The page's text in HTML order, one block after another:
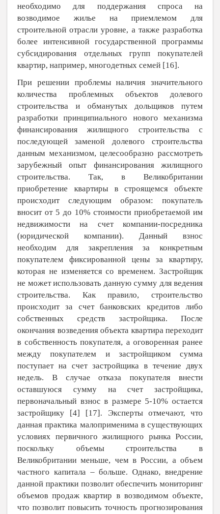
необходимо для поддержания спроса на
возводимое жилье на приемлемом для
строительной отрасли уровне, а также разработка
более интенсивной государственной программы
субсидирования отдельных групп покупателей
квартир, например, многодетных семей [16].
При решении проблемы наличия значительного
количества проблемных объектов долевого
строительства и обманутых дольщиков путем
разработки принципиального нового механизма
финансирования жилищного строительства с
последующей заменой долевого строительства
данным механизмом, целесообразно рассмотреть
зарубежный опыт финансирования жилищного
строительства. Так, в Великобритании
приобретение квартиры в строящемся объекте
происходит следующим образом: покупатель
вносит от 5 до 10% стоимости приобретаемой им
недвижимости на счет компании-посредника
(юридической компании). Данный взнос
необходим для закрепления за конкретным
покупателем фиксированной цены за квартиру,
которая не изменяется со временем. Застройщик
не может использовать данную сумму для ведения
строительства. Как правило, строительство
происходит за счет банковских кредитов либо
собственных средств застройщика. После
окончания возведения объекта квартира переходит
в собственность покупателя, а оговоренная ранее
между покупателем и застройщиком сумма
поступает на счет застройщика в течение двух
недель. В случае отказа покупателя внести
оставшуюся сумму на счет застройщика,
первоначальный взнос в размере 5-10% остается
застройщику [4] [17]. Эксперты отмечают, что
данная практика малоприменима в существующих
условиях первичного жилищного рынка России,
поскольку объемы строительства в
Великобритании меньше, чем в России, а объем
частного капитала ‒ больше. Однако, внедрение
данной практики позволит обеспечить мониторинг
объемов продаж квартир в возводимом объекте,
что позволит повысить точность прогнозирования